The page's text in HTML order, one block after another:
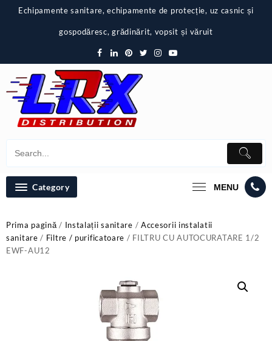
Echipamente sanitare, echipamente de protecție, uz casnic și
gospodăresc, grădinărit, vopsit și văruit
Category MENU
Prima pagină/ Instalații sanitare / Accesorii instalatii
sanitare / Filtre / purificatoare / FILTRU CU AUTOCURATARE 1/2
EWF-AU12